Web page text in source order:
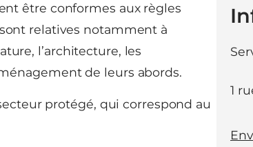
être conformes aux règles
relatives notamment à
l’architecture, les
de leurs abords.
protégé, qui correspond au
1